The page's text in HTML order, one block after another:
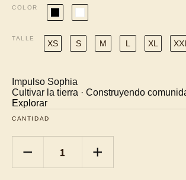
COLOR
TALLE
XS S M L XL XXL
Impulso Sophia
Cultivar la tierra · Construyendo
Explorar
CANTIDAD
− +